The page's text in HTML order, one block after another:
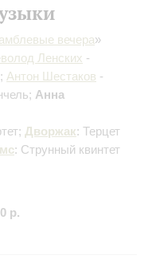
вечера»
Ленских -
Антон Шестаков -
Анна
Дворжак: Терцет
: Струнный квинтет
р.